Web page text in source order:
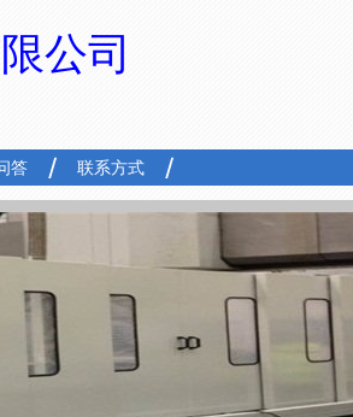
公司
答 联系方式